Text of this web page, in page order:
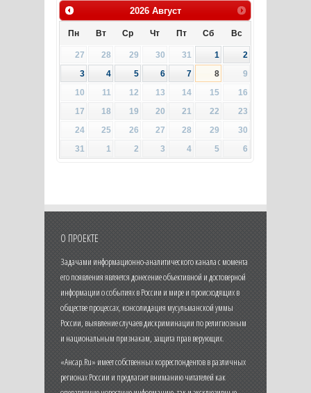
2026 Август
Пн Вт Ср Чт Пт Сб Вс
27 28 29 30 31 1
2
3
4 5 6 7 8
9
10
11 12 13 14 15
16
17
18 19 20 21 22
23
24
25 26 27 28 29
30
31
1 2 3 4 5 6
О ПРОЕКТЕ
Задачами информационно-аналитического канала с момента
его появления является донесение объективной и достоверной
информации о событиях в России и мире и происходящих в
обществе процессах, консолидация мусульманской уммы
России, выявление случаев дискриминации по религиозным
и национальным признакам, защита прав верующих.
«Ансар.Ru» имеет собственных корреспондентов в различных
регионах России и предлагает вниманию читателей как